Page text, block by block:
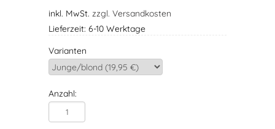
inkl. MwSt. zzgl. Versandkosten
Lieferzeit: 6-10 Werktage
Varianten
Anzahl: